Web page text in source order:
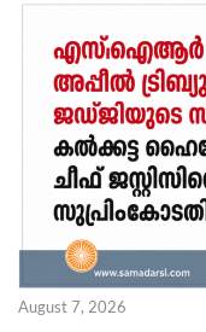
August 7, 2026